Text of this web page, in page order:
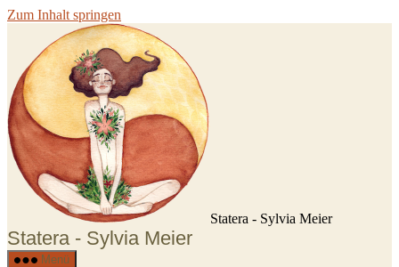
Zum Inhalt springen
Statera - Sylvia Meier
Statera - Sylvia Meier
Menü